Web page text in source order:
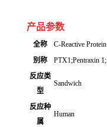
产品参数
全称
C-Reactive Protein
别称
PTX1;Pentraxin 1;
反应类
型
Sandwich
反应种
属
Human